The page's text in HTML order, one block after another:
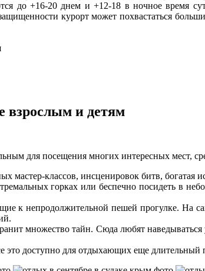
до +16-20 днем и +12-18 в ночное время
курорт может похвастаться
взрослым и детям
для посещения многих интересных мест,
мастер-классов, инсценировок битв, богатая
горках или беспечно посидеть в
к непродолжительной пешей прогулке. На
множество тайн. Сюда любят
это доступно для отдыхающих еще длительный